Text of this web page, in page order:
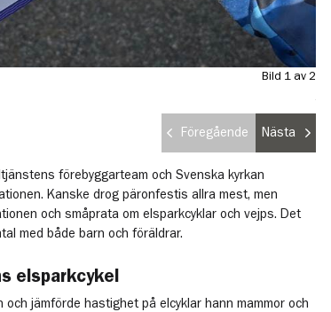
Bild 1 av 2
Föregående Nästa
förebyggarteam och Svenska kyrkan
Kanske drog päronfestis allra mest, men
och småprata om elsparkcyklar och vejps. Det
med både barn och föräldrar.
elsparkcykel
jämförde hastighet på elcyklar hann mammor och